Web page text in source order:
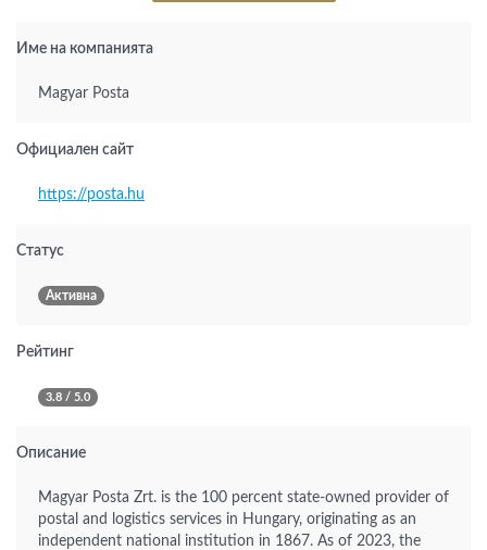
Име на компанията
Magyar Posta
Официален сайт
https://posta.hu
Статус
Активна
Рейтинг
3.8 / 5.0
Описание
Magyar Posta Zrt. is the 100 percent state-owned provider of
postal and logistics services in Hungary, originating as an
independent national institution in 1867. As of 2023, the